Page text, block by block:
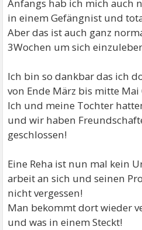
Anfangs hab ich mich auch
in einem Gefängnist und
Aber das ist auch ganz
3Wochen um sich
Ich bin so dankbar das ich
von Ende März bis mitte Mai
Ich und meine Tochter
und wir haben
geschlossen!
Eine Reha ist nun mal kein
arbeit an sich und seinen
nicht vergessen!
Man bekommt dort wieder
und was in einem Steckt!